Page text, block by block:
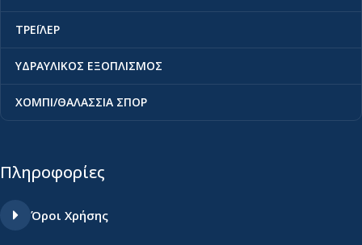
ΤΡΕΪΛΕΡ
ΥΔΡΑΥΛΙΚΟΣ ΕΞΟΠΛΙΣΜΟΣ
ΧΟΜΠΙ/ΘΑΛΑΣΣΙΑ ΣΠΟΡ
Πληροφορίες
Όροι Χρήσης